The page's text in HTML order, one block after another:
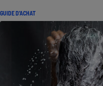
GUIDE D'ACHAT